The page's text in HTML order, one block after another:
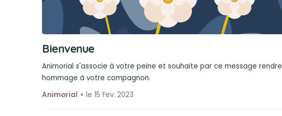
Bienvenue
Animorial s'associe à votre peine et souhaite par ce message rendre
hommage à votre compagnon.
Animorial
le 15 Fev. 2023